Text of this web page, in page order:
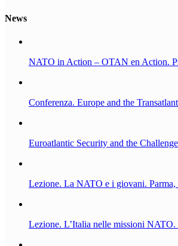
News
NATO in Action – OTAN en Action.
Conferenza. Europe and the
Euroatlantic Security and the
Lezione. La NATO e i giovani. Parma,
Lezione. L’Italia nelle missioni NATO.